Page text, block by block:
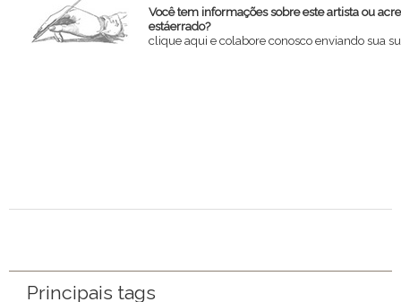
Você tem informações sobre este artista ou
estáerrado?
clique aqui e colabore conosco enviando sua
Principais tags